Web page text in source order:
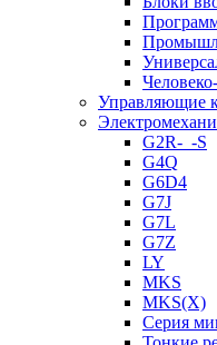
Управляющие
G2R-_-S
G4Q
G6D4
G7J
G7L
G7Z
LY
MKS
MKS(X)
Серия